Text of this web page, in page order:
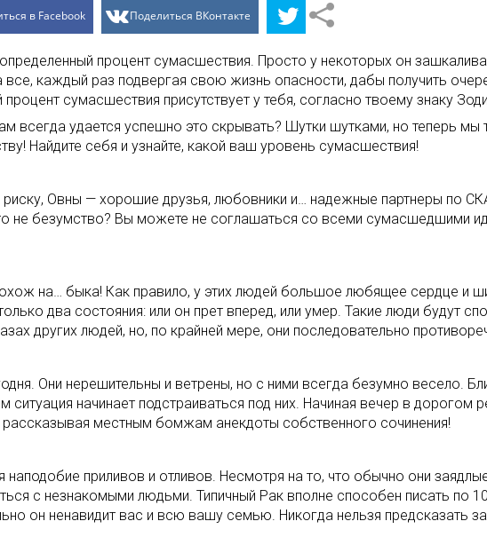
в Facebook Поделиться ВКонтакте
процент сумасшествия. Просто у некоторых он
каждый раз подвергая свою жизнь опасности, дабы получить
сумасшествия присутствует у тебя, согласно твоему знаку
удается успешно это скрывать? Шутки шутками, но теперь мы
Найдите себя и узнайте, какой ваш уровень сумасшествия!
Овны — хорошие друзья, любовники и… надежные партнеры по
не безумство? Вы можете не соглашаться со всеми сумасшедшими
на… быка! Как правило, у этих людей большое любящее сердце и
два состояния: или он прет вперед, или умер. Такие люди будут
других людей, но, по крайней мере, они последовательно
Они нерешительны и ветрены, но с ними всегда безумно весело.
начинает подстраиваться под них. Начиная вечер в дорогом
рассказывая местным бомжам анекдоты собственного сочинения!
приливов и отливов. Несмотря на то, что обычно они
с незнакомыми людьми. Типичный Рак вполне способен писать по
он ненавидит вас и всю вашу семью. Никогда нельзя предсказать